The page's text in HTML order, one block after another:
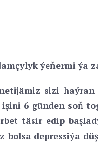
ýeňermi ýa
sizi
6 günden soň
täsir edip
bolsa depressiýa